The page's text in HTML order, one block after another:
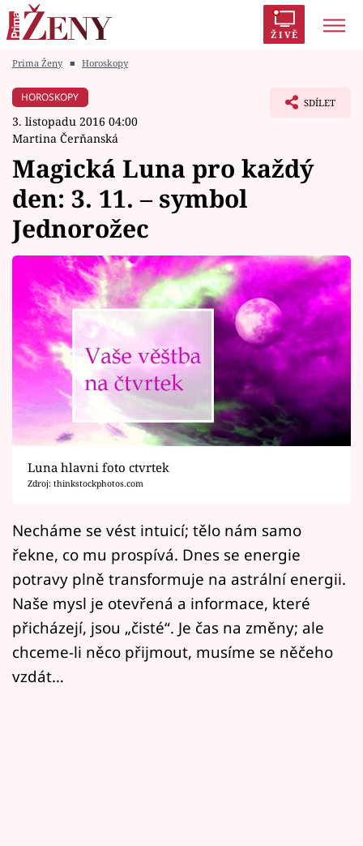
ŽIVĚ
Módní alarm
Témata
Celebrity
Vztahy
Seriály
Horoskopy
Sledujte prima+
Filmový festival Karlovy Vary
Pořady
Mámy sobě
Přihlášení
Sledujte nás
Prima Ženy ■ Horoskopy
HOROSKOPY
3. listopadu 2016 04:00
Martina Čerňanská
SDÍLET
Magická Luna pro každý
den: 3. 11. – symbol
Jednorožec
Luna hlavni foto ctvrtek
Zdroj: thinkstockphotos.com
Necháme se vést intuicí; tělo nám samo
řekne, co mu prospívá. Dnes se energie
potravy plně transformuje na astrální energii.
Naše mysl je otevřená a informace, které
přicházejí, jsou „čisté“. Je čas na změny; ale
chceme-li něco přijmout, musíme se něčeho
vzdát…